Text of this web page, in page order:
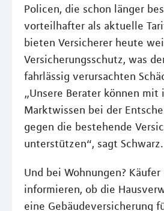
Policen, die schon länger
vorteilhafter als aktuelle
bieten Versicherer heute
Versicherungsschutz, was
fahrlässig verursachten
„Unsere Berater können mit
Marktwissen bei der
gegen die bestehende
unterstützen“, sagt Schwarz.
Und bei Wohnungen?
informieren, ob die
eine Gebäudeversicherung